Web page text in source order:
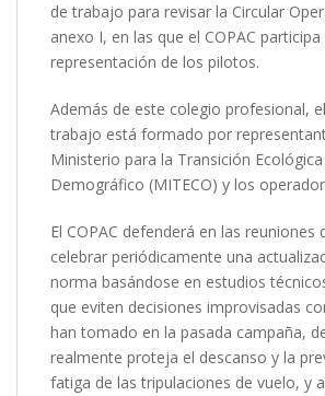
de trabajo para revisar la Circular
anexo I, en las que el COPAC participa
representación de los pilotos.
Además de este colegio profesional,
trabajo está formado por
Ministerio para la Transición
Demográfico (MITECO) y los
El COPAC defenderá en las reuniones
celebrar periódicamente una
norma basándose en estudios
que eviten decisiones improvisadas
han tomado en la pasada campaña,
realmente proteja el descanso y la
fatiga de las tripulaciones de vuelo, y